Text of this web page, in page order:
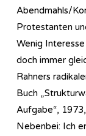
Abendmahls/
Protestanten
Wenig
doch immer
Rahners
Buch
Aufgabe“,
Nebenbei: Ich